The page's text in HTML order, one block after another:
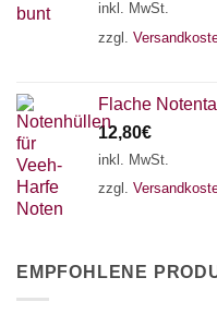
inkl. MwSt.
zzgl.
Flache
12,80€
inkl. MwSt.
zzgl.
EMPFOHLENE